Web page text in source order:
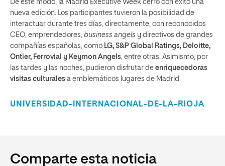
De este modo, la Madrid Executive Week cerró con éxito una
nueva edición. Los participantes tuvieron la posibilidad de
interactuar durante tres días, directamente, con reconocidos
CEO, emprendedores, business angels y directivos de grandes
compañías españolas, como LG, S&P Global Ratings, Deloitte,
Ontier, Ferrovial y Keymon Angels , entre otras. Asimismo, por
las tardes y las noches, pudieron disfrutar de enriquecedoras
visitas culturales a emblemáticos lugares de Madrid.
UNIVERSIDAD-INTERNACIONAL-DE-LA-RIOJA
Comparte esta noticia